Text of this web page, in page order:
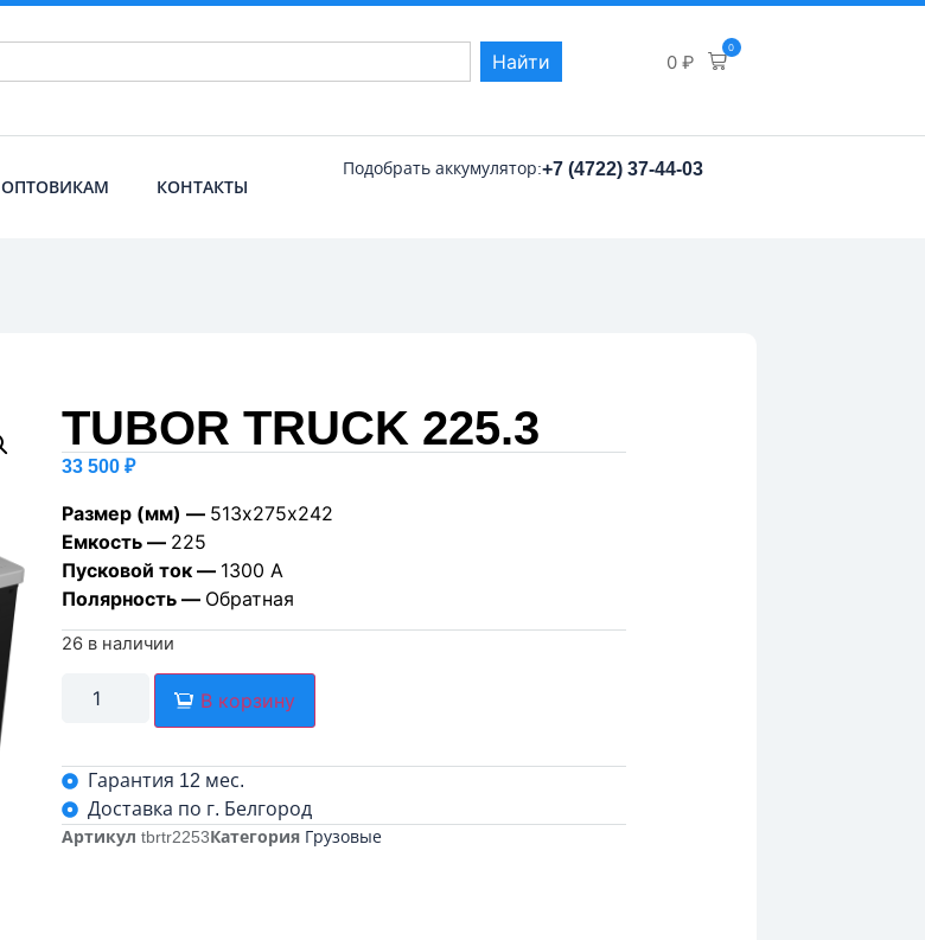
Найти 0 ₽
0
ОПТОВИКАМ КОНТАКТЫ
Подобрать аккумулятор:+7 (4722) 37-44-03
TUBOR TRUCK 225.3
33 500 ₽
Размер (мм) — 513х275х242
Емкость — 225
Пусковой ток — 1300 А
Полярность — Обратная
26 в наличии
В корзину
Гарантия 12 мес.
Доставка по г. Белгород
Артикул tbrtr2253Категория Грузовые